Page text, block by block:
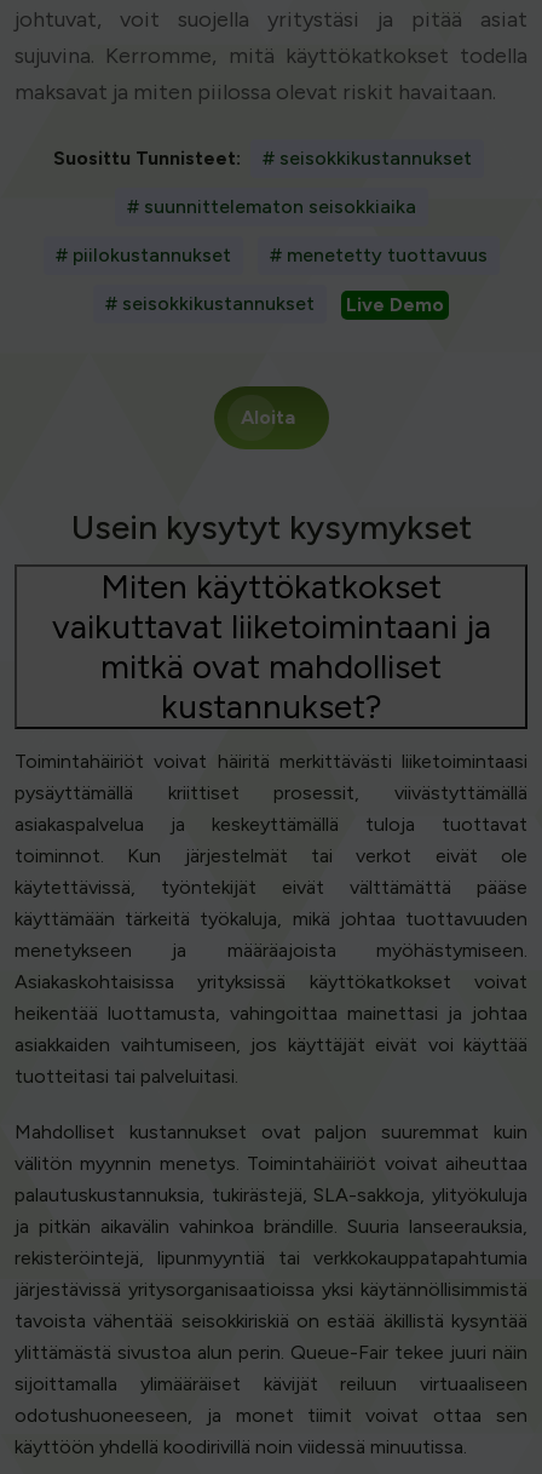
johtuvat, voit suojella yritystäsi ja pitää asiat
sujuvina. Kerromme, mitä käyttökatkokset todella
maksavat ja miten piilossa olevat riskit havaitaan.
Suosittu Tunnisteet: # seisokkikustannukset
# suunnittelematon seisokkiaika
# piilokustannukset # menetetty tuottavuus
# seisokkikustannukset Live Demo
Aloita
Usein kysytyt kysymykset
Miten käyttökatkokset
vaikuttavat liiketoimintaani ja
mitkä ovat mahdolliset
kustannukset?
Toimintahäiriöt voivat häiritä merkittävästi liiketoimintaasi
pysäyttämällä kriittiset prosessit, viivästyttämällä
asiakaspalvelua ja keskeyttämällä tuloja tuottavat
toiminnot. Kun järjestelmät tai verkot eivät ole
käytettävissä, työntekijät eivät välttämättä pääse
käyttämään tärkeitä työkaluja, mikä johtaa tuottavuuden
menetykseen ja määräajoista myöhästymiseen.
Asiakaskohtaisissa yrityksissä käyttökatkokset voivat
heikentää luottamusta, vahingoittaa mainettasi ja johtaa
asiakkaiden vaihtumiseen, jos käyttäjät eivät voi käyttää
tuotteitasi tai palveluitasi.
Mahdolliset kustannukset ovat paljon suuremmat kuin
välitön myynnin menetys. Toimintahäiriöt voivat aiheuttaa
palautuskustannuksia, tukirästejä, SLA-sakkoja, ylityökuluja
ja pitkän aikavälin vahinkoa brändille. Suuria lanseerauksia,
rekisteröintejä, lipunmyyntiä tai verkkokauppatapahtumia
järjestävissä yritysorganisaatioissa yksi käytännöllisimmistä
tavoista vähentää seisokkiriskiä on estää äkillistä kysyntää
ylittämästä sivustoa alun perin. Queue-Fair tekee juuri näin
sijoittamalla ylimääräiset kävijät reiluun virtuaaliseen
odotushuoneeseen, ja monet tiimit voivat ottaa sen
käyttöön yhdellä koodirivillä noin viidessä minuutissa.